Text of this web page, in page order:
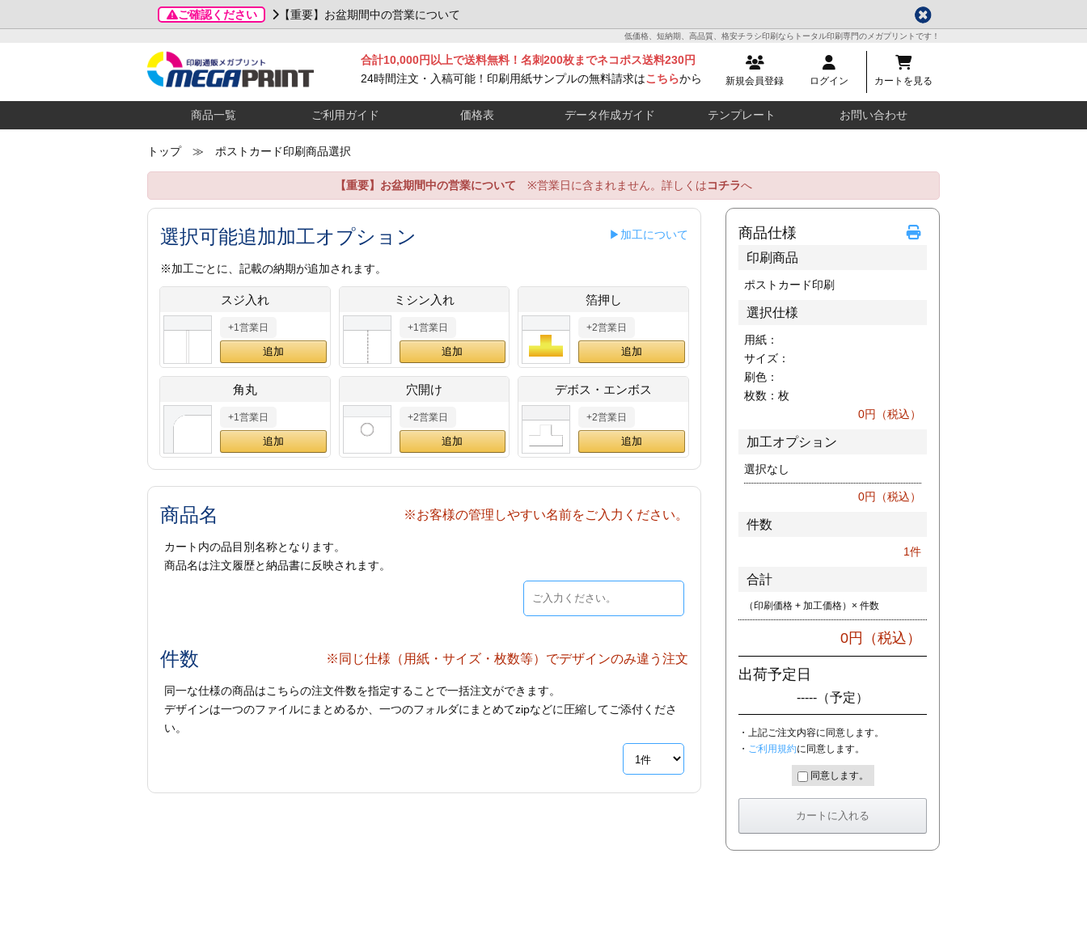
ご確認ください 【重要】お盆期間中の営業について
低価格、短納期、高品質、格安チラシ印刷ならトータル印刷専門のメガプリントです！
新規会員登録 ログイン カートを見る
合計10,000円以上で送料無料！名刺200枚までネコポス送料230円
24時間注文・入稿可能！印刷用紙サンプルの無料請求はこちらから
商品一覧 ご利用ガイド 価格表 データ作成ガイド テンプレート お問い合わせ
トップ≫ ポストカード印刷商品選択
【重要】お盆期間中の営業について ※営業日に含まれません。詳しくはコチラへ
選択可能追加加工オプション ▶加工について
※加工ごとに、記載の納期が追加されます。
スジ入れ
+1営業日
ミシン入れ
+1営業日
箔押し
+2営業日
角丸
+1営業日
穴開け
+2営業日
デボス・エンボス
+2営業日
商品名 ※お客様の管理しやすい名前をご入力ください。
カート内の品目別名称となります。
商品名は注文履歴と納品書に反映されます。
件数 ※同じ仕様（用紙・サイズ・枚数等）でデザインのみ違う注文
同一な仕様の商品はこちらの注文件数を指定することで一括注文ができます。
デザインは一つのファイルにまとめるか、一つのフォルダにまとめてzipなどに圧縮してご添付くださ
い。
商品仕様
印刷商品
ポストカード印刷
選択仕様
用紙：
サイズ：
刷色：
枚数： 枚
0円（税込）
加工オプション
選択なし
0円（税込）
件数
1件
合計
（印刷価格 + 加工価格）× 件数
0円（税込）
出荷予定日
----- （予定）
・上記ご注文内容に同意します。
・ ご利用規約に同意します。
同意します。